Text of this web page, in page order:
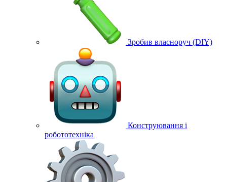
Зробив власноруч (DIY)
Конструювання і
робототехніка